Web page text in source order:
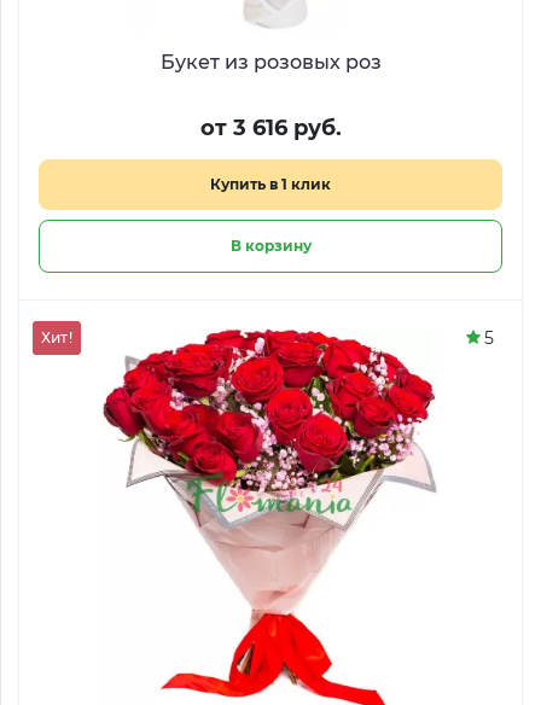
Букет из розовых роз
от 3 616 руб.
Купить в 1 клик
В корзину
Хит! 5